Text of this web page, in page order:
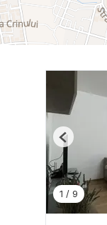
1 / 9
Previous